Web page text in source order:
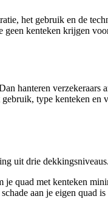
het gebruik en de
kenteken krijgen
hanteren verzekeraars
type kenteken
uit drie dekkingsniveaus.
je quad met kenteken
aan je eigen